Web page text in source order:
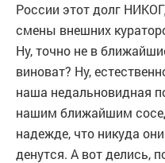
России этот долг
смены внешних
Ну, точно не в
виноват? Ну,
наша недальновидная
нашим ближайшим
надежде, что никуда
денутся. А вот делись,